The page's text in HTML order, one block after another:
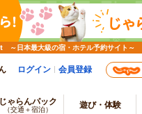
～日本最大級の宿・ホテル予約サイト～
ログイン 会員登録
じゃらんパック
（交通＋宿泊） 遊び・体験